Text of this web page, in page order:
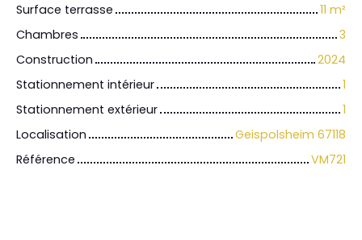
Surface terrasse
11 m²
Chambres
3
Construction
2024
Stationnement intérieur
1
Stationnement extérieur
1
Localisation
Geispolsheim 67118
Référence
VM721